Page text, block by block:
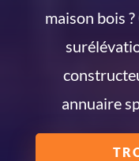
maison bois
annuaire